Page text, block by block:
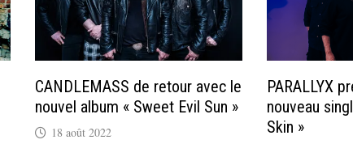
CANDLEMASS de retour avec le
nouvel album « Sweet Evil Sun »
18 août 2022
PARALLYX
nouveau
Skin »